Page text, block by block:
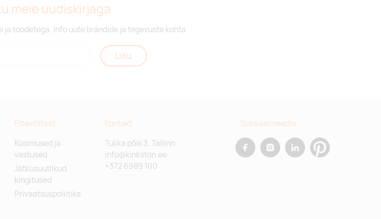
meie uudiskirjaga
ja toodetega. Info uute brändide ja tegevuste kohta.
Liitu
Ettevõttest
Küsimused ja
vastused
Jätkusuutlikud
kingitused
Privaatsuspoliitika
Kontakt
Tulika põik 3, Tallinn
info@kinkston.ee
+372 6989 100
Sotsiaalmeedia